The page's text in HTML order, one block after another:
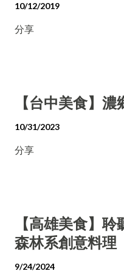
10/12/2019
分享
【台中美食】
10/31/2023
分享
【高雄美食】
森林系創意料理
9/24/2024